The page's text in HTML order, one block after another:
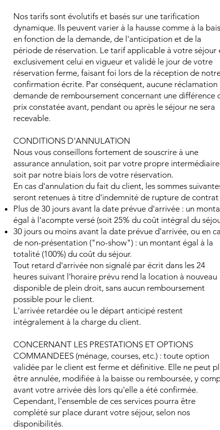
Nos tarifs sont évolutifs et basés sur une tarification
dynamique. Ils peuvent varier à la hausse comme à la
en fonction de la demande, de l'anticipation et de la
période de réservation. Le tarif applicable à votre séjour
exclusivement celui en vigueur et validé le jour de votre
réservation ferme, faisant foi lors de la réception de
confirmation écrite. Par conséquent, aucune réclamation
demande de remboursement concernant une différence
prix constatée avant, pendant ou après le séjour ne sera
recevable.
CONDITIONS D'ANNULATION
Nous vous conseillons fortement de souscrire à une
assurance annulation, soit par votre propre
soit par notre biais lors de votre réservation.
En cas d'annulation du fait du client, les sommes
seront retenues à titre d'indemnité de rupture de contrat
Plus de 30 jours avant la date prévue d'arrivée : un
égal à l'acompte versé (soit 25% du coût intégral du
30 jours ou moins avant la date prévue d'arrivée, ou en
de non-présentation ("no-show") : un montant égal à la
totalité (100%) du coût du séjour.
Tout retard d'arrivée non signalé par écrit dans les 24
heures suivant l'horaire prévu rend la location à nouveau
disponible de plein droit, sans aucun remboursement
possible pour le client.
L'arrivée retardée ou le départ anticipé restent
intégralement à la charge du client.
CONCERNANT LES PRESTATIONS ET OPTIONS
COMMANDEES (ménage, courses, etc.) : toute option
validée par le client est ferme et définitive. Elle ne peut
être annulée, modifiée à la baisse ou remboursée, y
avant votre arrivée dès lors qu'elle a été confirmée.
Cependant, l'ensemble de ces services pourra être
complété sur place durant votre séjour, selon nos
disponibilités.